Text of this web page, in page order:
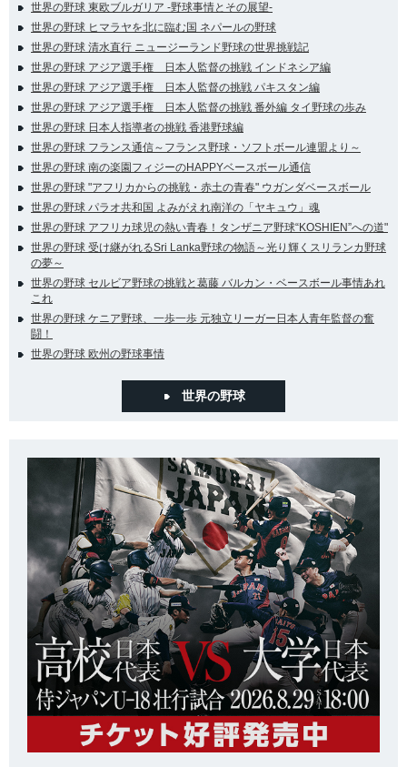
世界の野球 東欧ブルガリア -野球事情とその展望-
世界の野球 ヒマラヤを北に臨む国 ネパールの野球
世界の野球 清水直行 ニュージーランド野球の世界挑戦記
世界の野球 アジア選手権 日本人監督の挑戦 インドネシア編
世界の野球 アジア選手権 日本人監督の挑戦 パキスタン編
世界の野球 アジア選手権 日本人監督の挑戦 番外編 タイ野球の歩み
世界の野球 日本人指導者の挑戦 香港野球編
世界の野球 フランス通信～フランス野球・ソフトボール連盟より～
世界の野球 南の楽園フィジーのHAPPYベースボール通信
世界の野球 "アフリカからの挑戦・赤土の青春" ウガンダベースボール
世界の野球 パラオ共和国 よみがえれ南洋の「ヤキュウ」魂
世界の野球 アフリカ球児の熱い青春！タンザニア野球“KOSHIEN”への道"
世界の野球 受け継がれるSri Lanka野球の物語～光り輝くスリランカ野球
の夢～
世界の野球 セルビア野球の挑戦と葛藤 バルカン・ベースボール事情あれ
これ
世界の野球 ケニア野球、一歩一歩 元独立リーガー日本人青年監督の奮
闘！
世界の野球 欧州の野球事情
世界の野球